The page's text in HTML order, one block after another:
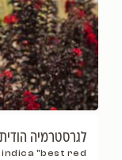
לגרסטרמיה
"best red"